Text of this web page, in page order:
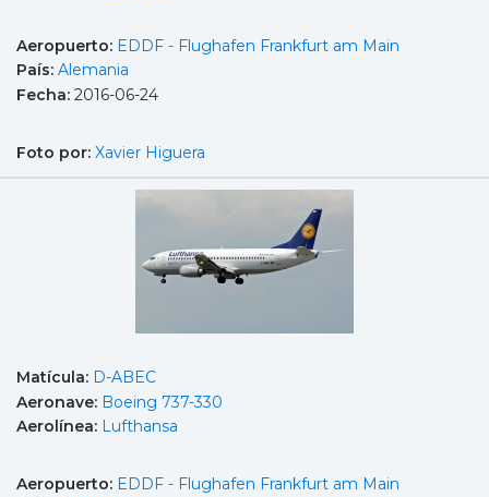
Aeropuerto: EDDF - Flughafen Frankfurt am Main
País: Alemania
Fecha: 2016-06-24
Foto por: Xavier Higuera
Matícula: D-ABEC
Aeronave: Boeing 737-330
Aerolínea: Lufthansa
Aeropuerto: EDDF - Flughafen Frankfurt am Main